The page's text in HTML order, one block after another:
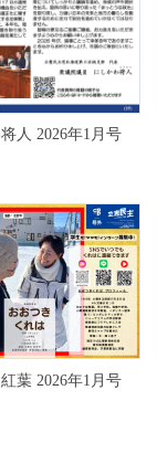
人 2026年1月号
葉 2026年1月号